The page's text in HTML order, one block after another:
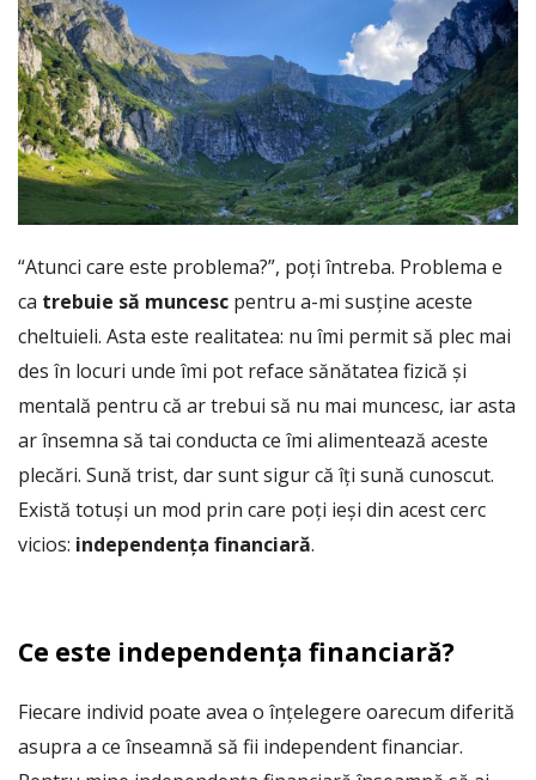
“Atunci care este problema?”, poți întreba. Problema e
ca trebuie să muncesc pentru a-mi susține aceste
cheltuieli. Asta este realitatea: nu îmi permit să plec mai
des în locuri unde îmi pot reface sănătatea fizică și
mentală pentru că ar trebui să nu mai muncesc, iar asta
ar însemna să tai conducta ce îmi alimentează aceste
plecări. Sună trist, dar sunt sigur că îți sună cunoscut.
Există totuși un mod prin care poți ieși din acest cerc
vicios: independența financiară.
Ce este independența financiară?
Fiecare individ poate avea o înțelegere oarecum diferită
asupra a ce înseamnă să fii independent financiar.